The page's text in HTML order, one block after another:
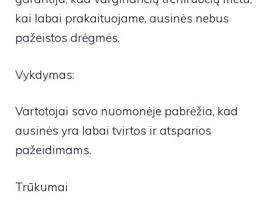
kai labai prakaituojame, ausinės nebus
pažeistos drėgmės.
Vykdymas:
Vartotojai savo nuomonėje pabrėžia, kad
ausinės yra labai tvirtos ir atsparios
pažeidimams.
Trūkumai